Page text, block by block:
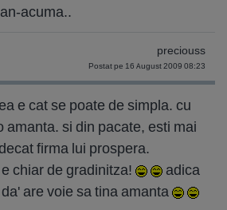
acuma..
preciouss
Postat pe 16 August 2009 08:23
e cat se poate de simpla. cu
amanta. si din pacate, esti mai
firma lui prospera.
chiar de gradinitza!
adica
are voie sa tina amanta